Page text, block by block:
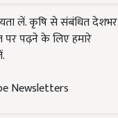
लें. कृषि से संबंधित देशभर
पढ़ने के लिए हमारे
Newsletters